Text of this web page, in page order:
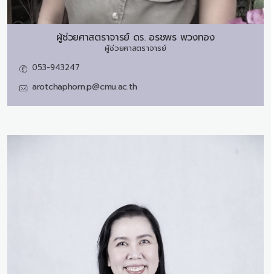
ผู้ช่วยศาสตราจารย์ ดร. อรชพร พวงทอง
ผู้ช่วยศาสตราจารย์
053-943247
arotchaphorn.p@cmu.ac.th